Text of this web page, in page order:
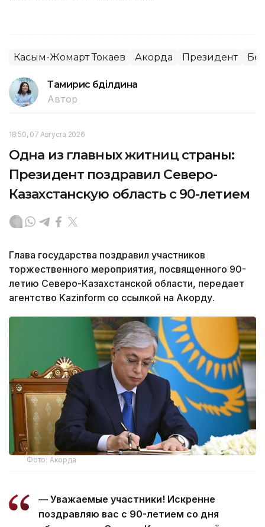
Касым-Жомарт Токаев Акорда Президент
Тамирис Әбділдина
Автор
18:50, 07 Августа 2026
Одна из главных житниц страны:
Президент поздравил Северо-
Казахстанскую область с 90-летием
Глава государства поздравил участников
торжественного мероприятия, посвященного 90-
летию Северо-Казахстанской области, передает
агентство Kazinform со ссылкой на Акорду.
Фото: Акорда
— Уважаемые участники! Искренне
поздравляю вас с 90-летием со дня